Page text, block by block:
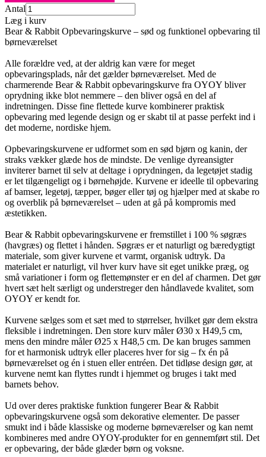
Antal
Læg i kurv
Bear & Rabbit Opbevaringskurve – sød og funktionel opbevaring til
børneværelset
Alle forældre ved, at der aldrig kan være for meget
opbevaringsplads, når det gælder børneværelset. Med de
charmerende Bear & Rabbit opbevaringskurve fra OYOY bliver
oprydning ikke blot nemmere – den bliver også en del af
indretningen. Disse fine flettede kurve kombinerer praktisk
opbevaring med legende design og er skabt til at passe perfekt ind i
det moderne, nordiske hjem.
Opbevaringskurvene er udformet som en sød bjørn og kanin, der
straks vækker glæde hos de mindste. De venlige dyreansigter
inviterer barnet til selv at deltage i oprydningen, da legetøjet stadig
er let tilgængeligt og i børnehøjde. Kurvene er ideelle til opbevaring
af bamser, legetøj, tæpper, bøger eller tøj og hjælper med at skabe ro
og overblik på børneværelset – uden at gå på kompromis med
æstetikken.
Bear & Rabbit opbevaringskurvene er fremstillet i 100 % søgræs
(havgræs) og flettet i hånden. Søgræs er et naturligt og bæredygtigt
materiale, som giver kurvene et varmt, organisk udtryk. Da
materialet er naturligt, vil hver kurv have sit eget unikke præg, og
små variationer i form og flettemønster er en del af charmen. Det gør
hvert sæt helt særligt og understreger den håndlavede kvalitet, som
OYOY er kendt for.
Kurvene sælges som et sæt med to størrelser, hvilket gør dem ekstra
fleksible i indretningen. Den store kurv måler Ø30 x H49,5 cm,
mens den mindre måler Ø25 x H48,5 cm. De kan bruges sammen
for et harmonisk udtryk eller placeres hver for sig – fx én på
børneværelset og én i stuen eller entréen. Det tidløse design gør, at
kurvene nemt kan flyttes rundt i hjemmet og bruges i takt med
barnets behov.
Ud over deres praktiske funktion fungerer Bear & Rabbit
opbevaringskurvene også som dekorative elementer. De passer
smukt ind i både klassiske og moderne børneværelser og kan nemt
kombineres med andre OYOY-produkter for en gennemført stil. Det
er opbevaring, der både glæder børn og voksne.